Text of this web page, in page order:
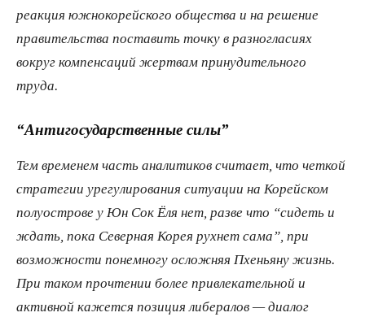
реакция южнокорейского общества и на решение
правительства поставить точку в разногласиях
вокруг компенсаций жертвам принудительного
труда.
“Антигосударственные силы”
Тем временем часть аналитиков считает, что четкой
стратегии урегулирования ситуации на Корейском
полуострове у Юн Сок Ёля нет, разве что “сидеть и
ждать, пока Северная Корея рухнет сама”, при
возможности понемногу осложняя Пхеньяну жизнь.
При таком прочтении более привлекательной и
активной кажется позиция либералов — диалог